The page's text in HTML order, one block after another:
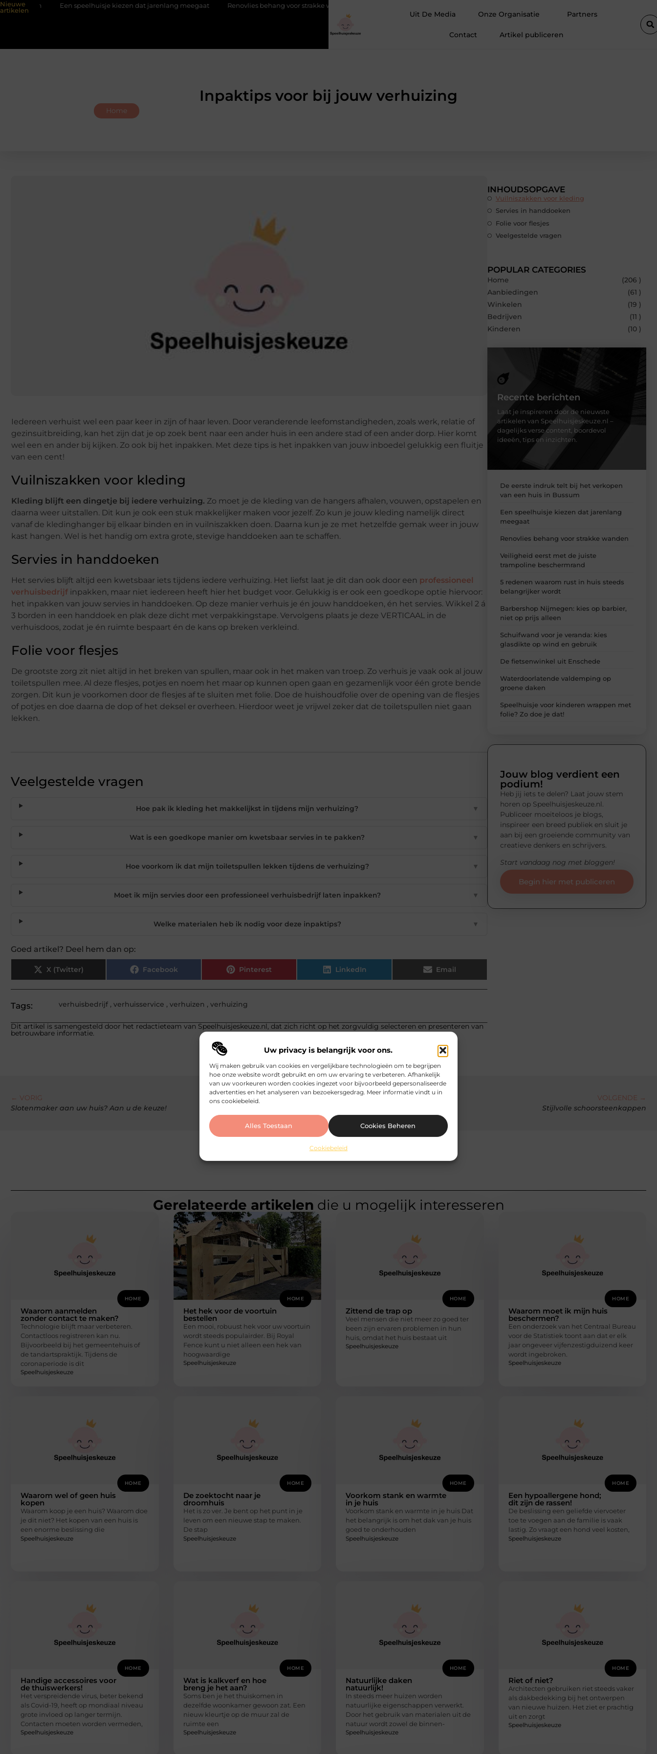
Uw privacy is belangrijk voor ons.
Wij maken gebruik van cookies en vergelijkbare technologieën om te begrijpen
hoe onze website wordt gebruikt en om uw ervaring te verbeteren. Afhankelijk
van uw voorkeuren worden cookies ingezet voor bijvoorbeeld gepersonaliseerde
advertenties en het analyseren van bezoekersgedrag. Meer informatie vindt u in
ons cookiebeleid.
Alles Toestaan Cookies Beheren
Cookiebeleid
Nieuwe
artikelen
Een speelhuisje kiezen dat jarenlang meegaat Renovlies behang voor strakke wanden
Uit De Media Onze Organisatie Partners
Contact Artikel publiceren
Inpaktips voor bij jouw verhuizing
Home
Iedereen verhuist wel een paar keer in zijn of haar leven. Door veranderende leefomstandigheden, zoals werk, relatie of
gezinsuitbreiding, kan het zijn dat je op zoek bent naar een ander huis in een andere stad of een ander dorp. Hier komt
wel een en ander bij kijken. Zo ook bij het inpakken. Met deze tips is het inpakken van jouw inboedel gelukkig een fluitje
van een cent!
Vuilniszakken voor kleding
Kleding blijft een dingetje bij iedere verhuizing. Zo moet je de kleding van de hangers afhalen, vouwen, opstapelen en
daarna weer uitstallen. Dit kun je ook een stuk makkelijker maken voor jezelf. Zo kun je jouw kleding namelijk direct
vanaf de kledinghanger bij elkaar binden en in vuilniszakken doen. Daarna kun je ze met hetzelfde gemak weer in jouw
kast hangen. Wel is het handig om extra grote, stevige handdoeken aan te schaffen.
Servies in handdoeken
Het servies blijft altijd een kwetsbaar iets tijdens iedere verhuizing. Het liefst laat je dit dan ook door een professioneel
verhuisbedrijf inpakken, maar niet iedereen heeft hier het budget voor. Gelukkig is er ook een goedkope optie hiervoor:
het inpakken van jouw servies in handdoeken. Op deze manier verhuis je én jouw handdoeken, én het servies. Wikkel 2 á
3 borden in een handdoek en plak deze dicht met verpakkingstape. Vervolgens plaats je deze VERTICAAL in de
verhuisdoos, zodat je én ruimte bespaart én de kans op breken verkleind.
Folie voor flesjes
De grootste zorg zit niet altijd in het breken van spullen, maar ook in het maken van troep. Zo verhuis je vaak ook al jouw
toiletspullen mee. Al deze flesjes, potjes en noem het maar op kunnen open gaan en gezamenlijk voor één grote bende
zorgen. Dit kun je voorkomen door de flesjes af te sluiten met folie. Doe de huishoudfolie over de opening van de flesjes
of potjes en doe daarna de dop of het deksel er overheen. Hierdoor weet je vrijwel zeker dat de toiletspullen niet gaan
lekken.
Veelgestelde vragen
Hoe pak ik kleding het makkelijkst in tijdens mijn verhuizing? ▼
Wat is een goedkope manier om kwetsbaar servies in te pakken? ▼
Hoe voorkom ik dat mijn toiletspullen lekken tijdens de verhuizing? ▼
Moet ik mijn servies door een professioneel verhuisbedrijf laten inpakken? ▼
Welke materialen heb ik nodig voor deze inpaktips? ▼
Goed artikel? Deel hem dan op:
X (Twitter) Facebook Pinterest LinkedIn Email
Tags: verhuisbedrijf, verhuisservice , verhuizen , verhuizing
Dit artikel is samengesteld door het redactieteam van Speelhuisjeskeuze.nl, dat zich richt op het zorgvuldig selecteren en presenteren van
betrouwbare informatie.
INHOUDSOPGAVE
Vuilniszakken voor kleding
Servies in handdoeken
Folie voor flesjes
Veelgestelde vragen
POPULAR CATEGORIES
Home
(206 )
Aanbiedingen
(61 )
Winkelen
(19 )
Bedrijven
(11 )
Kinderen
(10 )
Recente berichten
Laat je inspireren door de nieuwste
artikelen van Speelhuisjeskeuze.nl –
dagelijks verse content, boordevol
ideeën, tips en inzichten.
De eerste indruk telt bij het verkopen
van een huis in Bussum
Een speelhuisje kiezen dat jarenlang
meegaat
Renovlies behang voor strakke wanden
Veiligheid eerst met de juiste
trampoline beschermrand
5 redenen waarom rust in huis steeds
belangrijker wordt
Barbershop Nijmegen: kies op barbier,
niet op prijs alleen
Schuifwand voor je veranda: kies
glasdikte op wind en gebruik
De fietsenwinkel uit Enschede
Waterdoorlatende valdemping op
groene daken
Speelhuisje voor kinderen wrappen met
folie? Zo doe je dat!
Jouw blog verdient een
podium!
Heb jij iets te delen? Laat jouw stem
horen op Speelhuisjeskeuze.nl.
Publiceer moeiteloos je blogs,
inspireer een breed publiek en sluit je
aan bij een groeiende community van
creatieve denkers en schrijvers.
Start vandaag nog met bloggen!
Begin hier met publiceren
← VORIG
Slotenmaker aan uw huis? Aan u de keuze!
VOLGENDE →
Stijlvolle schoorsteenkappen
Gerelateerde artikelen die u mogelijk interesseren
HOME
Waarom aanmelden
zonder contact te maken?
Technologie blijft maar verbeteren.
Contactloos registreren kan nu.
Bijvoorbeeld bij het gemeentehuis of
de tandartspraktijk. Tijdens de
coronaperiode is dit
Speelhuisjeskeuze
HOME
Het hek voor de voortuin
bestellen
Een mooi, robuust hek voor uw voortuin
wordt steeds populairder. Bij Royal
Fence kunt u niet alleen een hek van
hoogwaardige
Speelhuisjeskeuze
HOME
Zittend de trap op
Veel mensen die niet meer zo goed ter
been zijn ervaren problemen in hun
huis, omdat het huis bestaat uit
Speelhuisjeskeuze
HOME
Waarom moet ik mijn huis
beschermen?
Een onderzoek van het Centraal Bureau
voor de Statistiek toont aan dat er elk
jaar ongeveer vijfenzestigduizend keer
wordt ingebroken.
Speelhuisjeskeuze
HOME
Waarom wel of geen huis
kopen
Waarom koop je een huis? Waarom doe
je dit niet? Het kopen van een huis is
een enorme beslissing die
Speelhuisjeskeuze
HOME
De zoektocht naar je
droomhuis
Het is zo ver. Je bent op het punt in je
leven om een nieuwe stap te maken.
De stap
Speelhuisjeskeuze
HOME
Voorkom stank en warmte
in je huis
Voorkom stank en warmte in je huis Dat
het belangrijk is om het dak van je huis
goed te onderhouden
Speelhuisjeskeuze
HOME
Een hypoallergene hond;
dit zijn de rassen!
De beslissing een geliefde viervoeter
toe te voegen aan de familie is vaak
lastig. Zo vraagt een hond veel kosten,
Speelhuisjeskeuze
HOME
Handige accessoires voor
de thuiswerkers!
Het verspreidende virus, beter bekend
als Covid-19, heeft op mondiaal niveau
grote invloed op langer termijn.
Contacten moeten worden vermeden,
Speelhuisjeskeuze
HOME
Wat is kalkverf en hoe
breng je het aan?
Soms ben je het thuiskomen in
dezelfde woonkamer gewoon zat. Een
nieuw kleurtje op de muur zal de
ruimte een
Speelhuisjeskeuze
HOME
Natuurlijke daken
natuurlijk!
In steeds meer huizen worden
natuurlijke eigenschappen verwerkt.
Door het gebruik van materialen uit de
natuur wordt zowel de binnen-
Speelhuisjeskeuze
HOME
Riet of niet?
Architecten gebruiken riet steeds vaker
als dakbedekking bij het ontwerpen
van nieuwe huizen. Het ziet er prachtig
uit en zorgt
Speelhuisjeskeuze